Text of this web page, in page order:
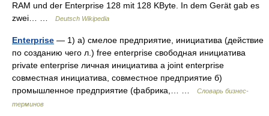
RAM und der Enterprise 128 mit 128 KByte. In dem Gerät gab es
zwei… …
Deutsch Wikipedia
Enterprise — 1) а) смелое предприятие, инициатива (действие
по созданию чего л.) free enterprise свободная инициатива
private enterprise личная инициатива a joint enterprise
совместная инициатива, совместное предприятие б)
промышленное предприятие (фабрика,… …
Словарь бизнес-
терминов